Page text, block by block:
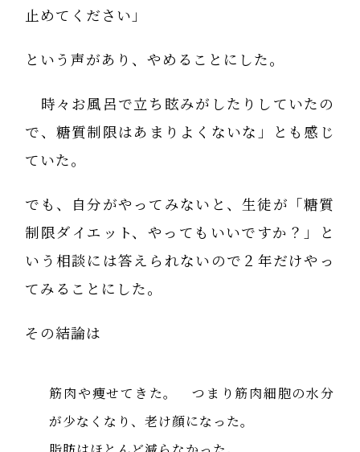
止めてください」
という声があり、やめることにした。
時々お風呂で立ち眩みがしたりしていたの
で、糖質制限はあまりよくないな」とも感じ
ていた。
でも、自分がやってみないと、生徒が「糖質
制限ダイエット、やってもいいですか？」と
いう相談には答えられないので２年だけやっ
てみることにした。
その結論は
筋肉や痩せてきた。 つまり筋肉細胞の水分
が少なくなり、老け顔になった。